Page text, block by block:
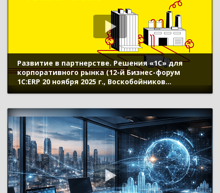
Развитие в партнерстве. Решения «1С» для
корпоративного рынка (12-й Бизнес-форум
1С:ERP 20 ноября 2025 г., Воскобойников